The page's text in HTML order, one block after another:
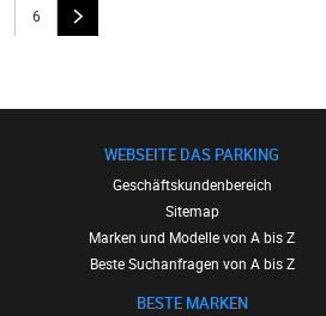
6
WEBSEITE DAS PARKING
Geschäftskundenbereich
Sitemap
Marken und Modelle von A bis Z
Beste Suchanfragen von A bis Z
BESTE MARKEN